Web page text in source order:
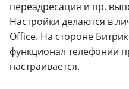
переадресация и пр.
Настройки делаются в
Office. На стороне
функционал телефонии
настраивается.